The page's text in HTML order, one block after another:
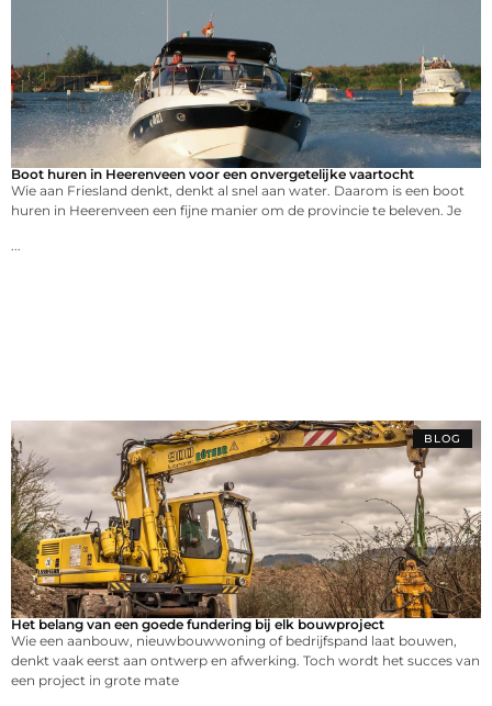
Boot huren in Heerenveen voor een onvergetelijke vaartocht
Wie aan Friesland denkt, denkt al snel aan water. Daarom is een boot
huren in Heerenveen een fijne manier om de provincie te beleven. Je
...
BLOG
Het belang van een goede fundering bij elk bouwproject
Wie een aanbouw, nieuwbouwwoning of bedrijfspand laat bouwen,
denkt vaak eerst aan ontwerp en afwerking. Toch wordt het succes van
een project in grote mate